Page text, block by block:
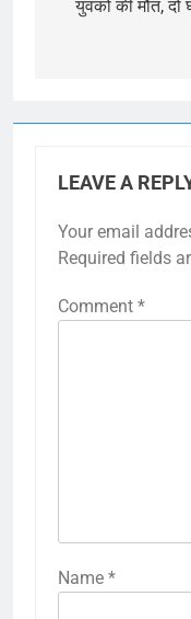
युवकों की मौत, दो
LEAVE A
Your email
Required fields
Comment *
Name *